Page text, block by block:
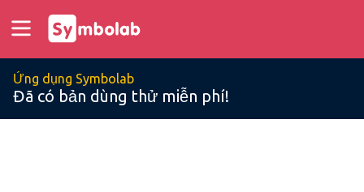
Ứng dụng Symbolab
Đã có bản dùng thử miễn phí!